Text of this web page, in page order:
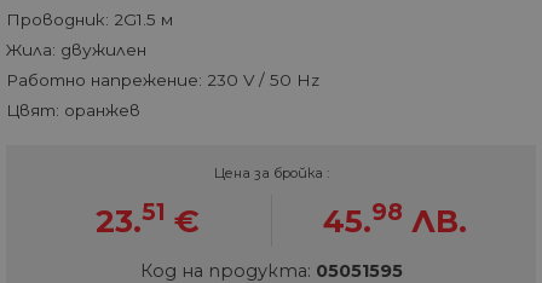
Проводник: 2G1.5 м
Жила: двужилен
Работно напрежение: 230 V / 50 Hz
Цвят: оранжев
Цена за бройка :
23.51 € 45.98 ЛВ.
Код на продукта: 05051595